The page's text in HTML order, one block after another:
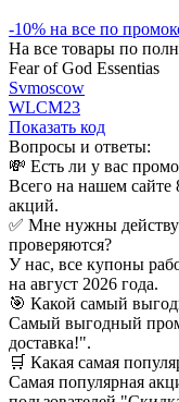
-10% на все по
На все товары по
Fear of God Essentias
Svmoscow
WLCM23
Показать код
Вопросы и ответы:
💸 Есть ли у вас
Всего на нашем сайте
акций.
✅ Мне нужны
проверяются?
У нас, все купоны
на август 2026 года.
🎯 Какой самый
Самый выгодный
доставка!".
🛒 Какая самая
Самая популярная